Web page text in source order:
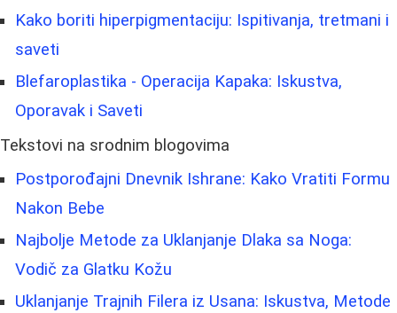
Kako boriti hiperpigmentaciju: Ispitivanja, tretmani i
saveti
Blefaroplastika - Operacija Kapaka: Iskustva,
Oporavak i Saveti
Tekstovi na srodnim blogovima
Postporođajni Dnevnik Ishrane: Kako Vratiti Formu
Nakon Bebe
Najbolje Metode za Uklanjanje Dlaka sa Noga:
Vodič za Glatku Kožu
Uklanjanje Trajnih Filera iz Usana: Iskustva, Metode